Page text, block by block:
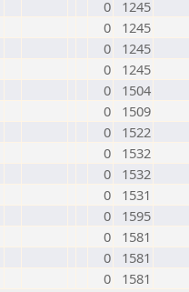
0
1245
0
1245
0
1245
0
1245
0
1504
0
1509
0
1522
0
1532
0
1532
0
1531
0
1595
0
1581
0
1581
0 1581